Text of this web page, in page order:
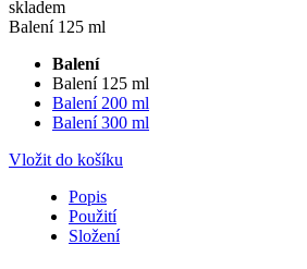
skladem
Balení 125 ml
Balení
Balení 125 ml
Balení 200 ml
Balení 300 ml
Vložit do košíku
Popis
Použití
Složení